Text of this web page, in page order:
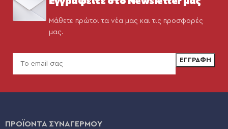
Μάθετε πρώτοι τα νέα μας και τις προσφορές
μας.
ΠΡΟΪΟΝΤΑ ΣΥΝΑΓΕΡΜΟΥ